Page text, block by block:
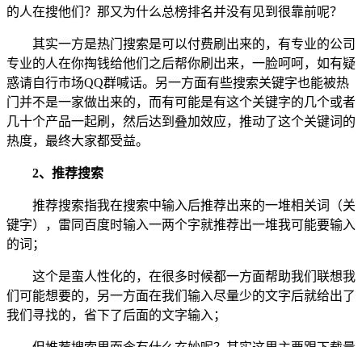
的人在搜他们？那又为什么总榜排名并没有见到很靠前呢？
其实一方是热门搜索是可以付费刷出来的，有专业的公司
专业的人在你掏钱给他们之后帮你刷出来，一脸呵呵，如有疑
惑请自行市场QQ群喊话。另一方面有些搜索关键字也能被热
门并不是一家做出来的，而有可能是有这个关键字的几个或者
几十个产品一起刷，然后达到叠加效应，推动了这个关键词的
热度，最终大家都受益。
2、推荐搜索
推荐搜索指我在搜索中输入后推荐出来的一堆相关词（关
键字），雷同百度时输入一两个字就推荐出一堆我可能要输入
的词；
这个是蛮人性化的，在很多时候都一方面帮助我们联想我
们可能想要的，另一方面在我们输入尽量少的文字后就给出了
我们寻找的，省下了后面的文字输入；